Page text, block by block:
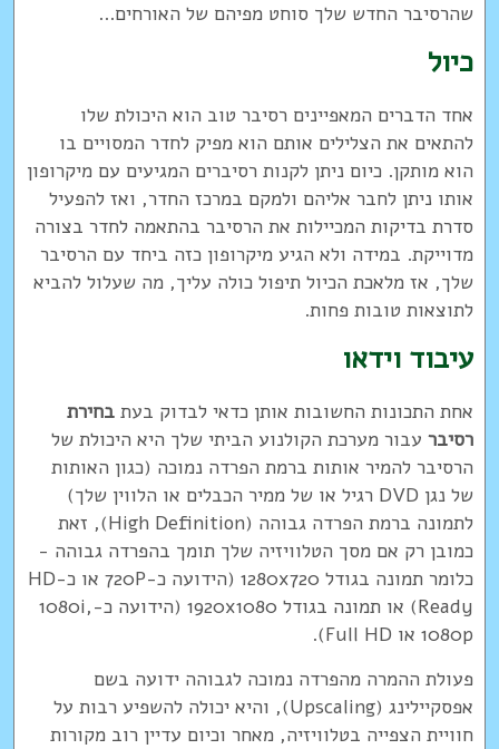
שהרסיבר החדש שלך סוחט מפיהם של האורחים...
כיול
אחד הדברים המאפיינים רסיבר טוב הוא היכולת שלו
להתאים את הצלילים אותם הוא מפיק לחדר המסויים בו
הוא מותקן. כיום ניתן לקנות רסיברים המגיעים עם מיקרופון
אותו ניתן לחבר אליהם ולמקם במרכז החדר, ואז להפעיל
סדרת בדיקות המכיילות את הרסיבר בהתאמה לחדר בצורה
מדוייקת. במידה ולא הגיע מיקרופון כזה ביחד עם הרסיבר
שלך, אז מלאכת הכיול תיפול כולה עליך, מה שעלול להביא
לתוצאות טובות פחות.
עיבוד וידאו
אחת התכונות החשובות אותן כדאי לבדוק בעת בחירת
רסיברעבור מערכת הקולנוע הביתי שלך היא היכולת של
הרסיבר להמיר אותות ברמת הפרדה נמוכה (כגון האותות
של נגן DVD רגיל או של ממיר הכבלים או הלווין שלך)
לתמונה ברמת הפרדה גבוהה (High Definition), זאת
כמובן רק אם מסך הטלוויזיה שלך תומך בהפרדה גבוהה -
כלומר תמונה בגודל 1280x720 (הידועה כ-720P או כ-HD
Ready) או תמונה בגודל 1920x1080 (הידועה כ-1080i,
1080p או Full HD).
פעולת ההמרה מהפרדה נמוכה לגבוהה ידועה בשם
אפסקיילינג (Upscaling), והיא יכולה להשפיע רבות על
חוויית הצפייה בטלוויזיה, מאחר וכיום עדיין רוב מקורות